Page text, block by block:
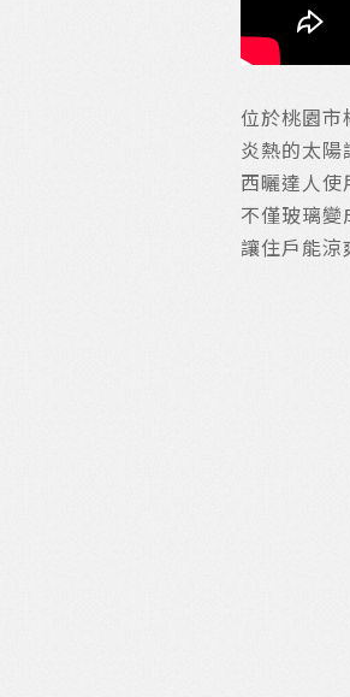
位於桃園市
炎熱的太陽
西曬達人使
不僅玻璃變
讓住戶能涼